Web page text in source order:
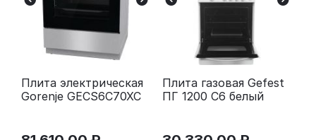
Плита электрическая
Gorenje GECS6C70XC
Плита газовая Gefest
ПГ 1200 С6 белый